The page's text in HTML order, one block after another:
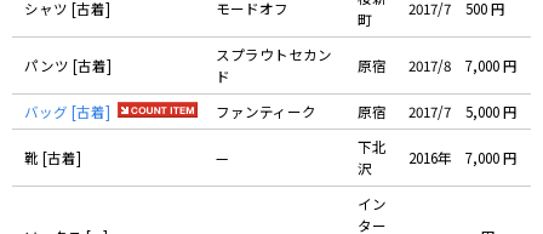
シャツ [古着] モードオフ
町
2017/7 500 円
パンツ [古着]
スプラウトセカン
ド
原宿 2017/8 7,000 円
バッグ [古着] ファンティーク 原宿 2017/7 5,000 円
靴 [古着] —
下北
沢
2016年 7,000 円
イン
ター